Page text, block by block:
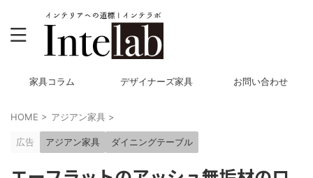
家具コラム デザイナーズ家具 お問い合わせ
HOME > アジアン家具 >
広告 アジアン家具 ダイニングテーブル